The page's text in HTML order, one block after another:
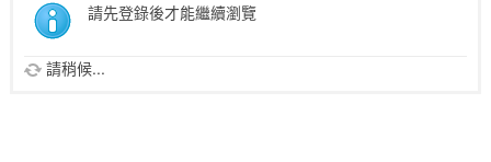
請先登錄後才能繼續瀏覽
請稍候...